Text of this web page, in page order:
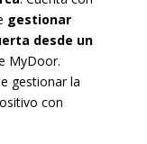
gestionar
desde un
MyDoor.
gestionar la
con